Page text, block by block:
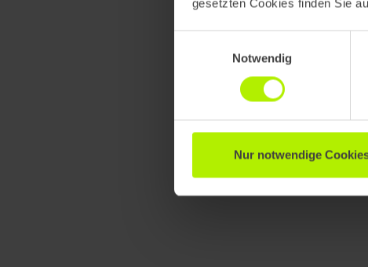
gesetzten Cookies finden Sie
Notwendig
Nur notwendige